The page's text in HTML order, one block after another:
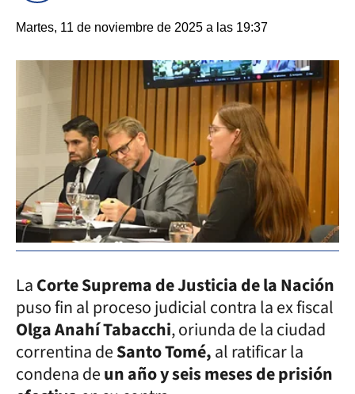
Martes, 11 de noviembre de 2025 a las 19:37
LaCorte Suprema de Justicia de la Nación
puso fin al proceso judicial contra la ex fiscal
Olga Anahí Tabacchi, oriunda de la ciudad
correntina deSanto Tomé,al ratificar la
condena deun año y seis meses de prisión